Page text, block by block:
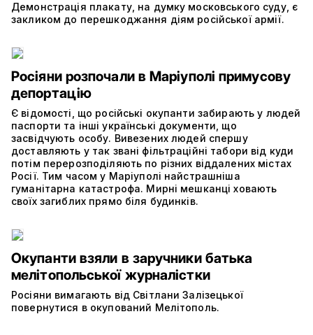
Демонстрація плакату, на думку московського суду, є
закликом до перешкоджання діям російської армії.
Росіяни розпочали в Маріуполі примусову
депортацію
Є відомості, що російські окупанти забирають у людей
паспорти та інші українські документи, що
засвідчують особу. Вивезених людей спершу
доставляють у так звані фільтраційні табори від куди
потім перерозподіляють по різних віддалених містах
Росії. Тим часом у Маріуполі найстрашніша
гуманітарна катастрофа. Мирні мешканці ховають
своїх загиблих прямо біля будинків.
Окупанти взяли в заручники батька
мелітопольської журналістки
Росіяни вимагають від Світлани Залізецької
повернутися в окупований Мелітополь.